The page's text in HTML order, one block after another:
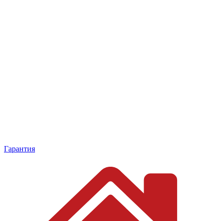
Гарантия